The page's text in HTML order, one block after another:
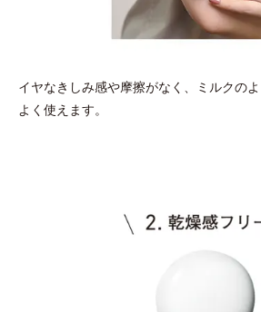
イヤなきしみ感や摩擦がなく、ミルクの
よく使えます。